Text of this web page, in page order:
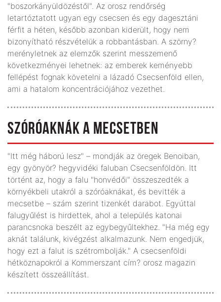
"boszorkányüldözéstől". Az orosz rendőrség
letartóztatott ugyan egy csecsen és egy dagesztáni
férfit a héten, később azonban kiderült, hogy nem
bizonyítható részvételük a robbantásban. A szörny?
merényletnek az elemzők szerint messzemenő
következményei lehetnek: az emberek keményebb
fellépést fognak követelni a lázadó Csecsenföld ellen,
ami a hatalom koncentrációjához vezethet.
SZÓRÓAKNÁK A MECSETBEN
"Itt még háború lesz" – mondják az öregek Benoiban,
egy gyönyör? hegyvidéki faluban Csecsenföldön. Itt
történt az, hogy a falu "honvédői" összeszedték a
környékbeli utakról a szóróaknákat, és bevitték a
mecsetbe – szám szerint tizenkét darabot. Egyúttal
falugyűlést is hirdettek, ahol a település katonai
parancsnoka beszélt az egybegyűltekhez. "Ha még egy
aknát találunk, kivégzést alkalmazunk. Nem engedjük,
hogy ezt a falut is szétrombolják." A csecsenföldi
hétköznapokról a Kommerszant cím? orosz magazin
készített összeállítást.